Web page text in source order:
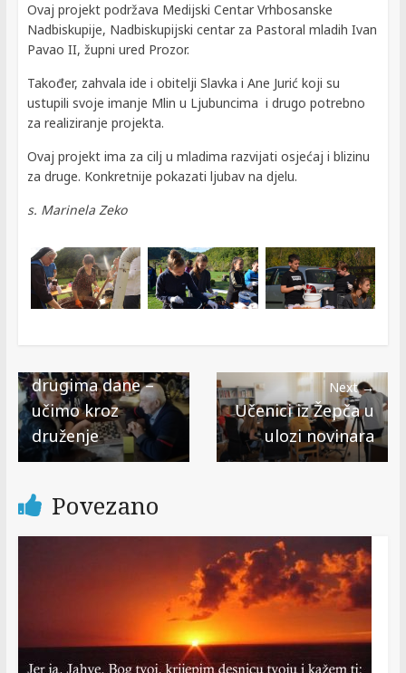
Ovaj projekt podržava Medijski Centar Vrhbosanske
Nadbiskupije, Nadbiskupijski centar za Pastoral mladih Ivan
Pavao II, župni ured Prozor.
Također, zahvala ide i obitelji Slavka i Ane Jurić koji su
ustupili svoje imanje Mlin u Ljubuncima i drugo potrebno
za realiziranje projekta.
Ovaj projekt ima za cilj u mladima razvijati osjećaj i blizinu
za druge. Konkretnije pokazati ljubav na djelu.
s. Marinela Zeko
drugima dane –
učimo kroz
druženje
Next →
Učenici iz Žepča u
ulozi novinara
Povezano